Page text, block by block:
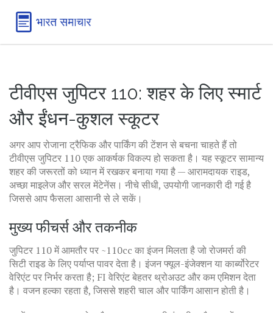
टीवीएस जुपिटर 110: शहर के लिए स्मार्ट
और ईंधन-कुशल स्कूटर
अगर आप रोजाना ट्रैफिक और पार्किंग की टेंशन से बचना चाहते हैं तो
टीवीएस जुपिटर 110 एक आकर्षक विकल्प हो सकता है। यह स्कूटर सामान्य
शहर की जरूरतों को ध्यान में रखकर बनाया गया है — आरामदायक राइड,
अच्छा माइलेज और सरल मेंटेनेंस। नीचे सीधी, उपयोगी जानकारी दी गई है
जिससे आप फैसला आसानी से ले सकें।
मुख्य फीचर्स और तकनीक
जुपिटर 110 में आमतौर पर ~110cc का इंजन मिलता है जो रोजमर्रा की
सिटी राइड के लिए पर्याप्त पावर देता है। इंजन फ्यूल-इंजेक्शन या कार्ब्योरेटर
वेरिएंट पर निर्भर करता है; FI वेरिएंट बेहतर थ्रोअउट और कम एमिशन देता
है। वजन हल्का रहता है, जिससे शहरी चाल और पार्किंग आसान होती है।